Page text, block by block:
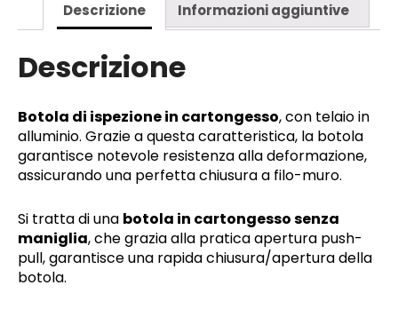
Descrizione Informazioni aggiuntive
Descrizione
Botola di ispezione in cartongesso, con telaio in
alluminio. Grazie a questa caratteristica, la botola
garantisce notevole resistenza alla deformazione,
assicurando una perfetta chiusura a filo-muro.
Si tratta di una botola in cartongesso senza
maniglia, che grazia alla pratica apertura push-
pull, garantisce una rapida chiusura/apertura della
botola.